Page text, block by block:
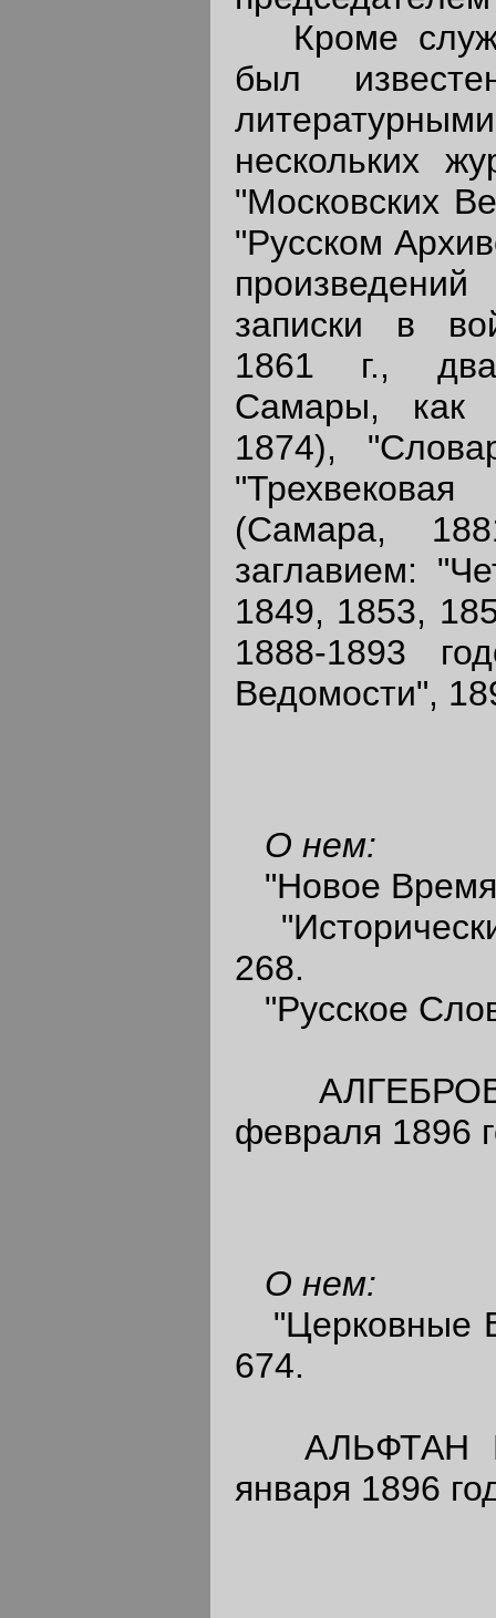
Кроме
был
нескольких
"Московских
"Русском
записки в
1861 г., два
Самары, как
1874),
(Самара,
заглавием:
1849, 1853,
1888-1893
Ведомости",
О нем:
"Новое
268.
"Русское
АЛГЕБРОВ
февраля 1896
О нем:
"Церковные
674.
АЛЬФТАН
января 1896